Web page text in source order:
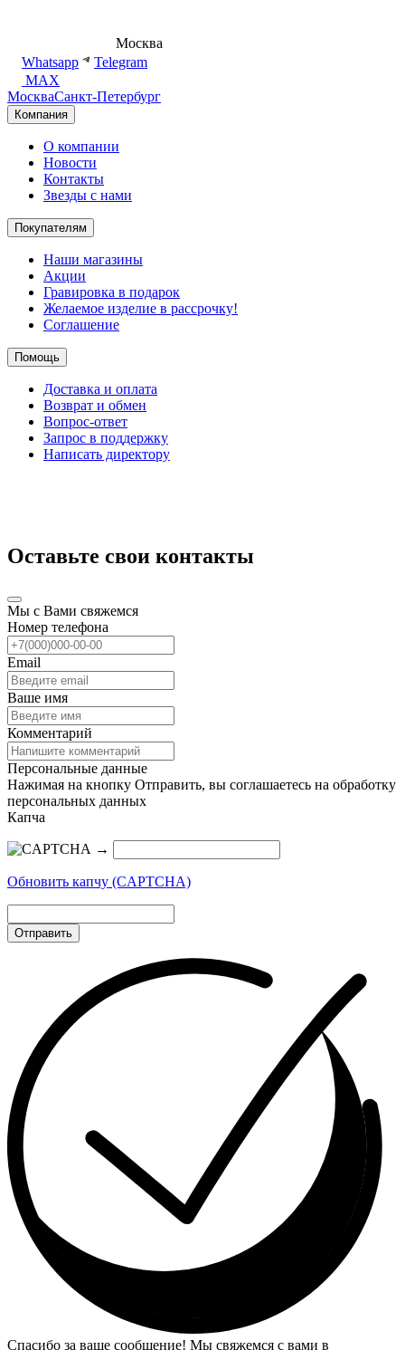
Москва
Whatsapp
Telegram
MAX
МоскваСанкт-Петербург
Компания
О компании
Новости
Контакты
Звезды с нами
Покупателям
Наши магазины
Акции
Гравировка в подарок
Желаемое изделие в рассрочку!
Соглашение
Помощь
Доставка и оплата
Возврат и обмен
Вопрос-ответ
Запрос в поддержку
Написать директору
Оставьте свои контакты
Мы с Вами свяжемся
Номер телефона
Email
Ваше имя
Комментарий
Персональные данные
Нажимая на кнопку Отправить, вы соглашаетесь на обработку
персональных данных
Капча
→
Обновить капчу (CAPTCHA)
Отправить
Спасибо за ваше сообщение! Мы свяжемся с вами в